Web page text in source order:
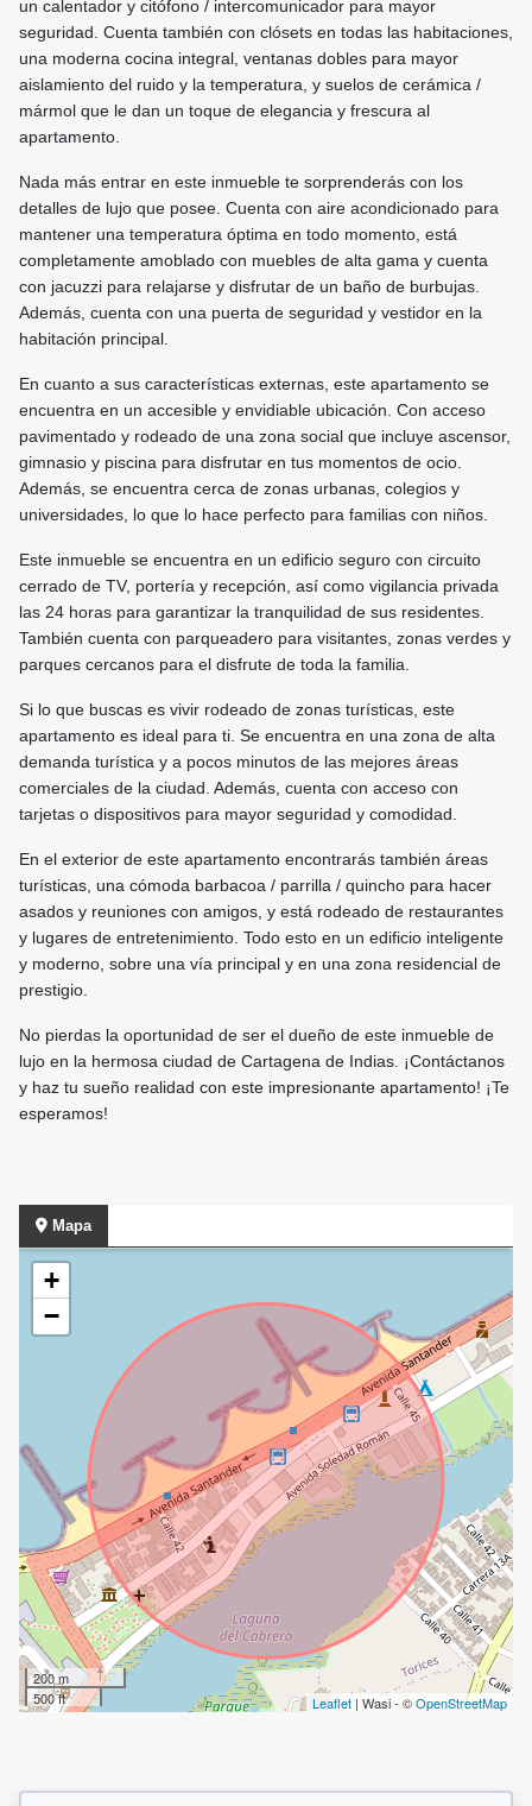
un calentador y citófono / intercomunicador para mayor
seguridad. Cuenta también con clósets en todas las habitaciones,
una moderna cocina integral, ventanas dobles para mayor
aislamiento del ruido y la temperatura, y suelos de cerámica /
mármol que le dan un toque de elegancia y frescura al
apartamento.
Nada más entrar en este inmueble te sorprenderás con los
detalles de lujo que posee. Cuenta con aire acondicionado para
mantener una temperatura óptima en todo momento, está
completamente amoblado con muebles de alta gama y cuenta
con jacuzzi para relajarse y disfrutar de un baño de burbujas.
Además, cuenta con una puerta de seguridad y vestidor en la
habitación principal.
En cuanto a sus características externas, este apartamento se
encuentra en un accesible y envidiable ubicación. Con acceso
pavimentado y rodeado de una zona social que incluye ascensor,
gimnasio y piscina para disfrutar en tus momentos de ocio.
Además, se encuentra cerca de zonas urbanas, colegios y
universidades, lo que lo hace perfecto para familias con niños.
Este inmueble se encuentra en un edificio seguro con circuito
cerrado de TV, portería y recepción, así como vigilancia privada
las 24 horas para garantizar la tranquilidad de sus residentes.
También cuenta con parqueadero para visitantes, zonas verdes y
parques cercanos para el disfrute de toda la familia.
Si lo que buscas es vivir rodeado de zonas turísticas, este
apartamento es ideal para ti. Se encuentra en una zona de alta
demanda turística y a pocos minutos de las mejores áreas
comerciales de la ciudad. Además, cuenta con acceso con
tarjetas o dispositivos para mayor seguridad y comodidad.
En el exterior de este apartamento encontrarás también áreas
turísticas, una cómoda barbacoa / parrilla / quincho para hacer
asados y reuniones con amigos, y está rodeado de restaurantes
y lugares de entretenimiento. Todo esto en un edificio inteligente
y moderno, sobre una vía principal y en una zona residencial de
prestigio.
No pierdas la oportunidad de ser el dueño de este inmueble de
lujo en la hermosa ciudad de Cartagena de Indias. ¡Contáctanos
y haz tu sueño realidad con este impresionante apartamento! ¡Te
esperamos!
Mapa
+
−
200 m
500 ft
Leaflet | Wasi - ©OpenStreetMap